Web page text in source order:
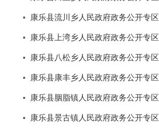
康乐县流川乡人民政府政务公开专区
康乐县上湾乡人民政府政务公开专区
康乐县八松乡人民政府政务公开专区
康乐县康丰乡人民政府政务公开专区
康乐县胭脂镇人民政府政务公开专区
康乐县景古镇人民政府政务公开专区